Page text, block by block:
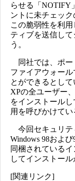
らせる「NOTIFY
ントに未チェッ
この脆弱性を利
ティブを送信し
う。
同社では、ポー
ファイアウォー
とができるとし
XPの全ユーザー
をインストール
用を呼びかけてい
今回セキュリテ
Windows 98およ
同梱されている
してインストール
[関連リンク]